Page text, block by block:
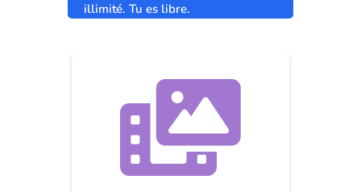
illimité. Tu es libre.